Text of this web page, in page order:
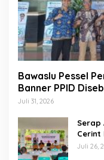
Bawaslu Pessel
Banner PPID
Juli 31, 2026
Serap
Cerint
Juli 26,